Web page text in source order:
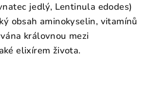
jedlý, Lentinula edodes)
obsah aminokyselin, vitamínů
královnou mezi
elixírem života.